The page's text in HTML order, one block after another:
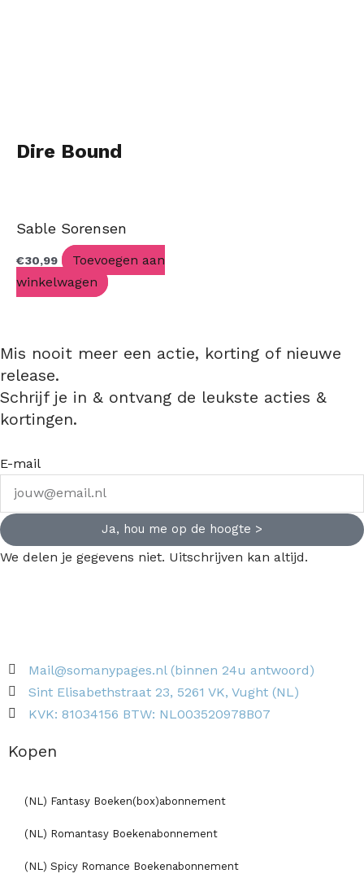
Dire Bound
Sable Sorensen
€30,99
Toevoegen aan
winkelwagen
Mis nooit meer een actie, korting of nieuwe
release.
Schrijf je in & ontvang de leukste acties &
kortingen.
E-mail
Ja, hou me op de hoogte >
We delen je gegevens niet. Uitschrijven kan altijd.
Mail@somanypages.nl (binnen 24u antwoord)
Sint Elisabethstraat 23, 5261 VK, Vught (NL)
KVK: 81034156 BTW: NL003520978B07
Kopen
(NL) Fantasy Boeken(box)abonnement
(NL) Romantasy Boekenabonnement
(NL) Spicy Romance Boekenabonnement